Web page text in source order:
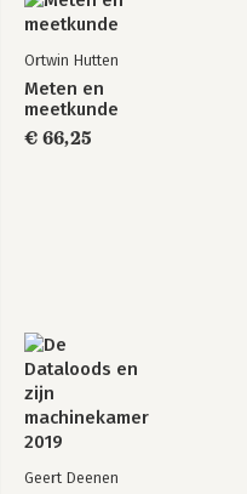
Ortwin Hutten
Meten en
meetkunde
€ 66,25
Geert Deenen